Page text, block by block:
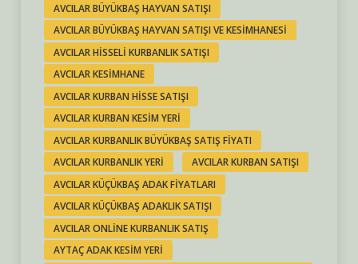
AVCILAR BÜYÜKBAŞ HAYVAN SATIŞI
AVCILAR BÜYÜKBAŞ HAYVAN SATIŞI VE KESIMHANESI
AVCILAR HISSELI KURBANLIK SATIŞI
AVCILAR KESIMHANE
AVCILAR KURBAN HISSE SATIŞI
AVCILAR KURBAN KESIM YERI
AVCILAR KURBANLIK BÜYÜKBAŞ SATIŞ FIYATI
AVCILAR KURBANLIK YERI
AVCILAR KURBAN SATIŞI
AVCILAR KÜÇÜKBAŞ ADAK FIYATLARI
AVCILAR KÜÇÜKBAŞ ADAKLIK SATIŞI
AVCILAR ONLINE KURBANLIK SATIŞ
AYTAÇ ADAK KESIM YERI